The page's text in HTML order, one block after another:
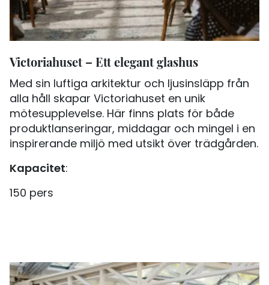
Victoriahuset – Ett elegant glashus
Med sin luftiga arkitektur och ljusinsläpp från
alla håll skapar Victoriahuset en unik
mötesupplevelse. Här finns plats för både
produktlanseringar, middagar och mingel i en
inspirerande miljö med utsikt över trädgården.
Kapacitet:
150 pers